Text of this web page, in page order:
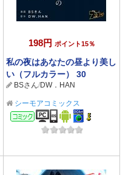
198円 ポイント15％
私の夜はあなたの昼より美し
い（フルカラー） 30
BSさん/DW．HAN
シーモアコミックス
コミック